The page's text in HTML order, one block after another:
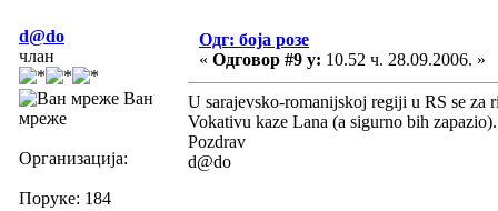
d@do
члан
Ван
мреже
Организација:
Поруке: 184
Одг: боја розе
« Одговор #9 у: 10.52 ч. 28.09.2006. »
U sarajevsko-romanijskoj regiji u RS se za
Vokativu kaze Lana (a sigurno bih
Pozdrav
d@do